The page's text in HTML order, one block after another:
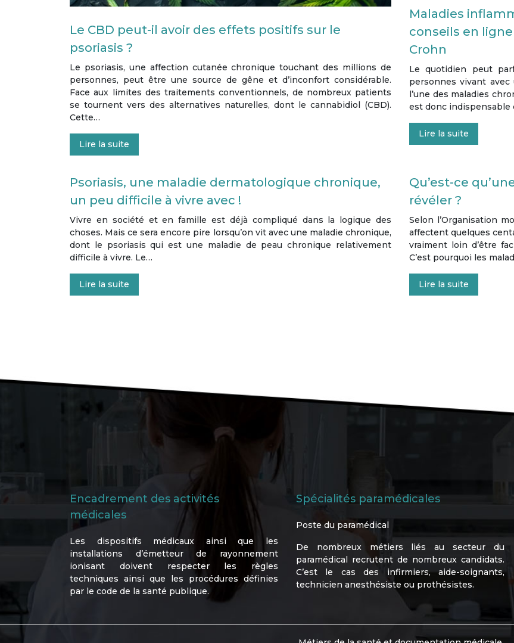
Le CBD peut-il avoir des effets positifs sur le
psoriasis ?
Le psoriasis, une affection cutanée chronique touchant des millions de
personnes, peut être une source de gêne et d’inconfort considérable.
Face aux limites des traitements conventionnels, de nombreux patients
se tournent vers des alternatives naturelles, dont le cannabidiol (CBD).
Cette…
Lire la suite
Maladies
conseils en
Crohn
Le quotidien peut
personnes vivant
l’une des maladies
est donc indispensable
Lire la suite
Psoriasis, une maladie dermatologique chronique,
un peu difficile à vivre avec !
Vivre en société et en famille est déjà compliqué dans la logique des
choses. Mais ce sera encore pire lorsqu’on vit avec une maladie chronique,
dont le psoriasis qui est une maladie de peau chronique relativement
difficile à vivre. Le…
Lire la suite
Qu’est-ce
révéler ?
Selon l’Organisation
affectent quelques
vraiment loin d’être
C’est pourquoi les
Lire la suite
Encadrement des activités
médicales
Les dispositifs médicaux ainsi que les
installations d’émetteur de rayonnement
ionisant doivent respecter les règles
techniques ainsi que les procédures définies
par le code de la santé publique.
Spécialités paramédicales
Poste du paramédical
De nombreux métiers liés au secteur du
paramédical recrutent de nombreux candidats.
C’est le cas des infirmiers, aide-soignants,
technicien anesthésiste ou prothésistes.